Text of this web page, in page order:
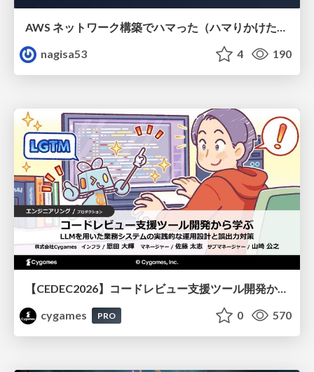
AWS ネットワーク構築でハマった（ハマりかけた） 5選とそこから得た教訓
nagisa53
4 190
【CEDEC2026】コードレビュー支援ツール開発から学ぶ：LLMを用いた業務システムの実践的な運用設計と誤出力対策
cygames
PRO 0 570